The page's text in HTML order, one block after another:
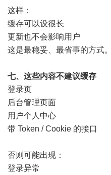
这样：
缓存可以设很长
更新也不会影响用户
这是最稳妥、最省事的方式。
七、这些内容不建议缓存
登录页
后台管理页面
用户个人中心
带 Token / Cookie 的接口
否则可能出现：
登录异常